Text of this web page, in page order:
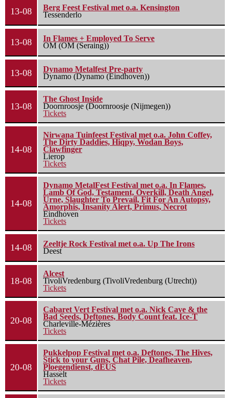
13-08
Berg Feest Festival met o.a. Kensington
Tessenderlo
13-08
In Flames + Employed To Serve
OM (OM (Seraing))
13-08
Dynamo Metalfest Pre-party
Dynamo (Dynamo (Eindhoven))
13-08
The Ghost Inside
Doornroosje (Doornroosje (Nijmegen))
Tickets
14-08
Nirwana Tuinfeest Festival met o.a. John Coffey,
The Dirty Daddies, Hiqpy, Wodan Boys,
Clawfinger
Lierop
Tickets
14-08
Dynamo MetalFest Festival met o.a. In Flames,
Lamb Of God, Testament, Overkill, Death Angel,
Urne, Slaughter To Prevail, Fit For An Autopsy,
Amorphis, Insanity Alert, Primus, Necrot
Eindhoven
Tickets
14-08
Zeeltje Rock Festival met o.a. Up The Irons
Deest
18-08
Alcest
TivoliVredenburg (TivoliVredenburg (Utrecht))
Tickets
20-08
Cabaret Vert Festival met o.a. Nick Cave & the
Bad Seeds, Deftones, Body Count feat. Ice-T
Charleville-Mézières
Tickets
20-08
Pukkelpop Festival met o.a. Deftones, The Hives,
Stick to your Guns, Chat Pile, Deafheaven,
Ploegendienst, dEUS
Hasselt
Tickets